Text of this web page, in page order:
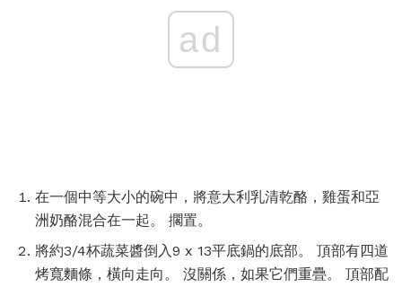
ad
在一個中等大小的碗中，將意大利乳清乾酪，雞蛋和亞
洲奶酪混合在一起。 擱置。
將約3/4杯蔬菜醬倒入9 x 13平底鍋的底部。 頂部有四道
烤寬麵條，橫向走向。 沒關係，如果它們重疊。 頂部配